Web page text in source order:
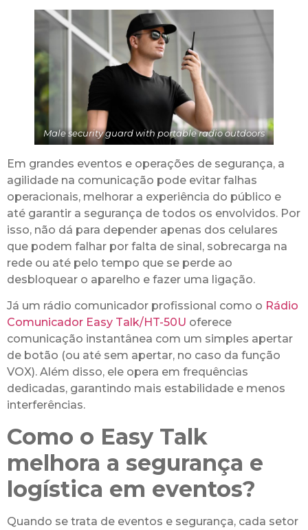
Male security guard with portable radio outdoors
Em grandes eventos e operações de segurança, a
agilidade na comunicação pode evitar falhas
operacionais, melhorar a experiência do público e
até garantir a segurança de todos os envolvidos. Por
isso, não dá para depender apenas dos celulares
que podem falhar por falta de sinal, sobrecarga na
rede ou até pelo tempo que se perde ao
desbloquear o aparelho e fazer uma ligação.
Já um rádio comunicador profissional como o Rádio
Comunicador Easy Talk/HT-50U oferece
comunicação instantânea com um simples apertar
de botão (ou até sem apertar, no caso da função
VOX). Além disso, ele opera em frequências
dedicadas, garantindo mais estabilidade e menos
interferências.
Como o Easy Talk
melhora a segurança e
logística em eventos?
Quando se trata de eventos e segurança, cada setor